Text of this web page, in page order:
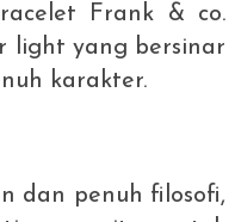
Frank & co.
light yang bersinar
karakter.
dan penuh filosofi,